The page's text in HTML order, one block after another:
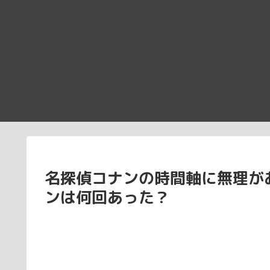
名探偵コナンの時間軸に無理
ンは何回あった？